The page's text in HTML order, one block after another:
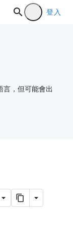
登入
言，但可能會出